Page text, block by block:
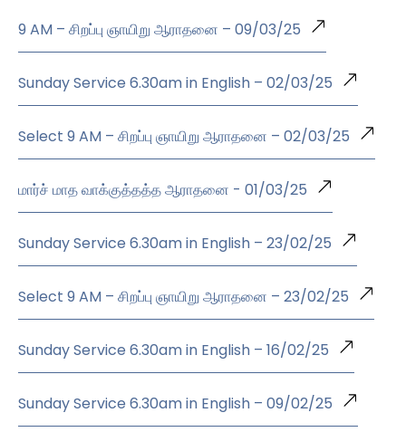
9 AM – சிறப்பு ஞாயிறு ஆராதனை – 09/03/25
Sunday Service 6.30am in English – 02/03/25
Select 9 AM – சிறப்பு ஞாயிறு ஆராதனை – 02/03/25
மார்ச் மாத வாக்குத்தத்த ஆராதனை - 01/03/25
Sunday Service 6.30am in English – 23/02/25
Select 9 AM – சிறப்பு ஞாயிறு ஆராதனை – 23/02/25
Sunday Service 6.30am in English – 16/02/25
Sunday Service 6.30am in English – 09/02/25